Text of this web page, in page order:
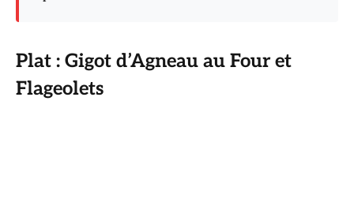
Plat : Gigot d’Agneau au Four et
Flageolets